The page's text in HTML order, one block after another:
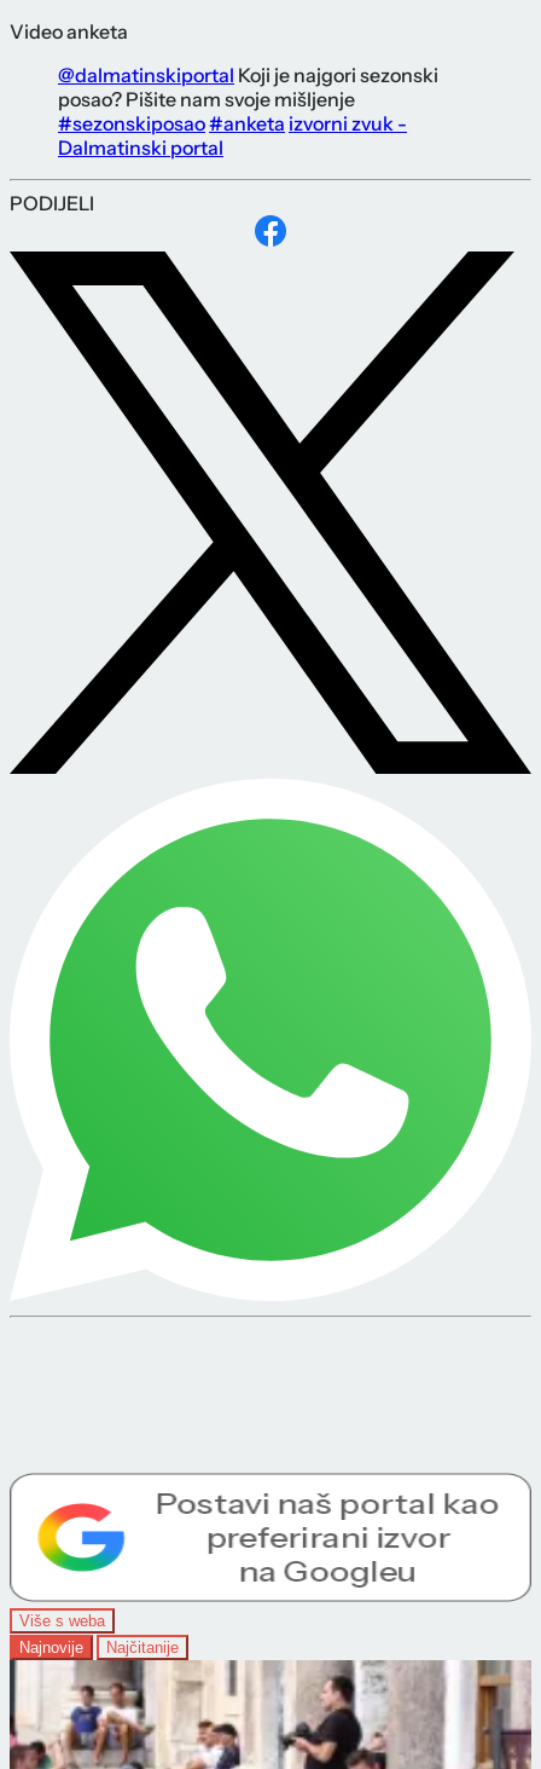
Video anketa
@dalmatinskiportal Koji je najgori sezonski
posao? Pišite nam svoje mišljenje
#sezonskiposao#anketa izvorni zvuk -
Dalmatinski portal
PODIJELI
Više s weba
Najnovije
Najčitanije